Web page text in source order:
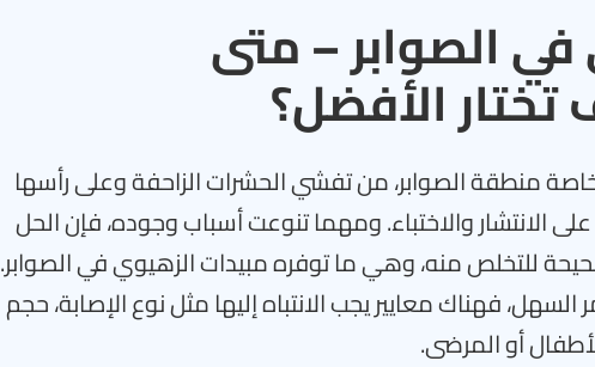
الصوابر – متى
الأفضل؟
منطقة الصوابر، من تفشي الحشرات الزاحفة وعلى رأسها
الانتشار والاختباء. ومهما تنوعت أسباب وجوده، فإن الحل
للتخلص منه، وهي ما توفره مبيدات الزهيوي في الصوابر.
السهل، فهناك معايير يجب الانتباه إليها مثل نوع الإصابة، حجم
أو المرضى.